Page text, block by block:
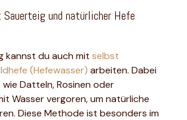
und natürlicher Hefe
kannst du auch mit selbst
(Hefewasser) arbeiten. Dabei
Datteln, Rosinen oder
Wasser vergoren, um natürliche
Diese Methode ist besonders im